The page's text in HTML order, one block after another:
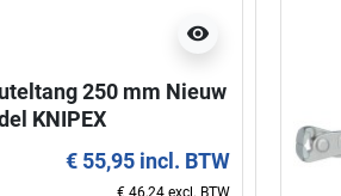
visibility
250 mm Nieuw
KNIPEX
€ 55,95 incl. BTW